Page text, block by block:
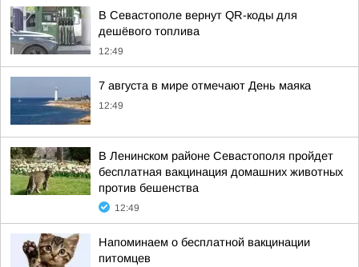
В Севастополе вернут QR-коды для
дешёвого топлива
12:49
7 августа в мире отмечают День маяка
12:49
В Ленинском районе Севастополя пройдет
бесплатная вакцинация домашних животных
против бешенства
12:49
Напоминаем о бесплатной вакцинации
питомцев